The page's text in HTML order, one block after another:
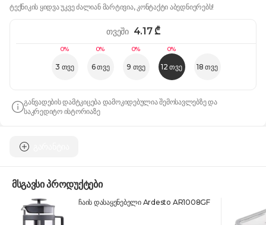
ტექნიკის ყიდვა უკვე ძალიან მარტივია, კონტაქტი აბედნიერებს!
0%
3 თვე
0%
6 თვე
0%
9 თვე
0%
12 თვე 18 თვე
თვეში 4.17₾
განვადების დამტკიცება დამოკიდებულია შემოსავლებზე და
საკრედიტო ისტორიაზე
მსგავსი პროდუქტები
ჩაის დასაყენებელი Ardesto AR1008GF